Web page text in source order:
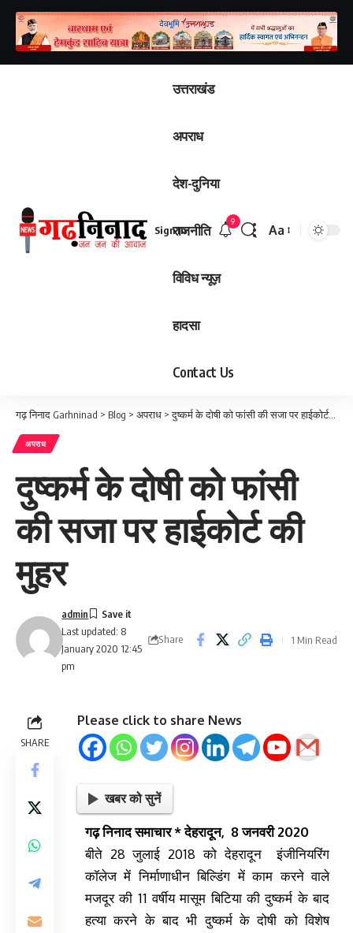
उत्तराखंड
अपराध
देश-दुनिया
राजनीति
विविध न्यूज़
हादसा
Contact Us
Sign In
9
Aa
गढ़ निनाद Garhninad > Blog > अपराध >दुष्कर्म के दोषी को फांसी की सजा पर हाईकोर्ट की मुहर
अपराध
दुष्कर्म के दोषी को फांसी
की सजा पर हाईकोर्ट की
मुहर
Last updated: 8
January 2020 12:45
pm
admin
Share 1 Min Read
SHARE
Please click to share News
खबर को सुनें
गढ़ निनाद समाचार * देहरादून, 8 जनवरी 2020
बीते 28 जुलाई 2018 को देहरादून इंजीनियरिंग
कॉलेज में निर्माणाधीन बिल्डिंग में काम करने वाले
मजदूर की 11 वर्षीय मासूम बिटिया की दुष्कर्म के बाद
हत्या करने के बाद भी दुष्कर्म के दोषी को विशेष